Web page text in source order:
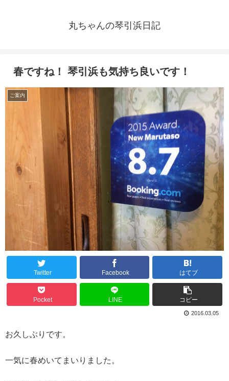
丸ちゃんの琴引浜日記
春ですね！ 琴引浜も気持ち良いです！
ご案内
Twitter Facebook はてブ
Pocket LINE コピー
2016.03.05
お久しぶりです。
一気に春めいてまいりました。